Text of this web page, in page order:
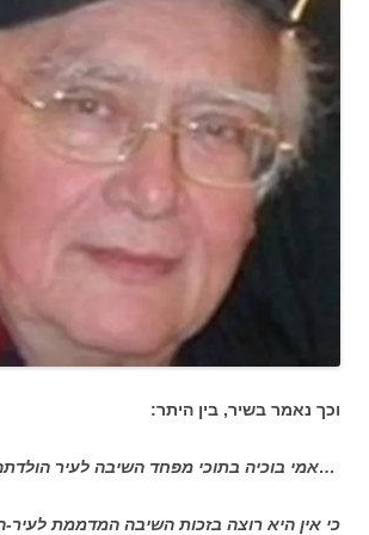
וכך נאמר בשיר, בין היתר:
…אמי בוכיה בתוכי מפחד השיבה לעיר
כי אין היא רוצה בזכות השיבה המדממת לעיר-